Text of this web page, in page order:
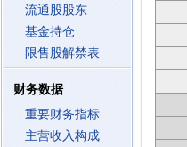
流通股股东
基金持仓
限售股解禁表
财务数据
重要财务指标
主营收入构成